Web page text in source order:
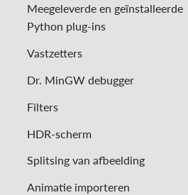
Meegeleverde en geïnstalleerde
Python plug-ins
Vastzetters
Dr. MinGW debugger
Filters
HDR-scherm
Splitsing van afbeelding
Animatie importeren